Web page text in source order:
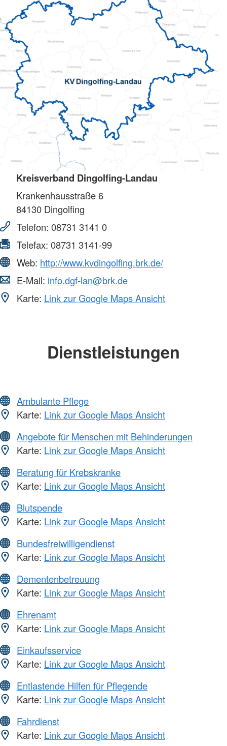
Kreisverband Dingolfing-Landau
Krankenhausstraße 6
84130 Dingolfing
Telefon: 08731 3141 0
Telefax: 08731 3141-99
Web: http://www.kvdingolfing.brk.de/
E-Mail: info.dgf-lan@brk.de
Karte: Link zur Google Maps Ansicht
Dienstleistungen
Ambulante Pflege
Karte: Link zur Google Maps Ansicht
Angebote für Menschen mit Behinderungen
Karte: Link zur Google Maps Ansicht
Beratung für Krebskranke
Karte: Link zur Google Maps Ansicht
Blutspende
Karte: Link zur Google Maps Ansicht
Bundesfreiwilligendienst
Karte: Link zur Google Maps Ansicht
Dementenbetreuung
Karte: Link zur Google Maps Ansicht
Ehrenamt
Karte: Link zur Google Maps Ansicht
Einkaufsservice
Karte: Link zur Google Maps Ansicht
Entlastende Hilfen für Pflegende
Karte: Link zur Google Maps Ansicht
Fahrdienst
Karte: Link zur Google Maps Ansicht